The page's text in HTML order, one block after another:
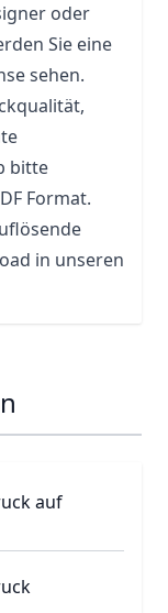
oder
Sie eine
sehen.
bitte
Format.
in unseren
auf